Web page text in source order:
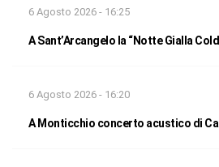
6 Agosto 2026 - 16:25
A Sant’Arcangelo la “Notte Gialla
6 Agosto 2026 - 16:20
A Monticchio concerto acustico di